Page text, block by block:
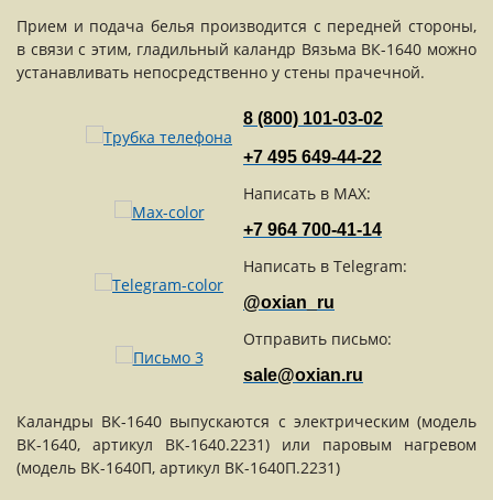
Прием и подача белья производится с передней стороны,
в связи с этим, гладильный каландр Вязьма ВК-1640 можно
устанавливать непосредственно у стены прачечной.
8 (800) 101-03-02
+7 495 649-44-22
Написать в MAX:
+7 964 700-41-14
Написать в Telegram:
@oxian_ru
Отправить письмо:
sale@oxian.ru
Каландры ВК-1640 выпускаются с электрическим (модель
ВК-1640, артикул ВК-1640.2231) или паровым нагревом
(модель ВК-1640П, артикул ВК-1640П.2231)